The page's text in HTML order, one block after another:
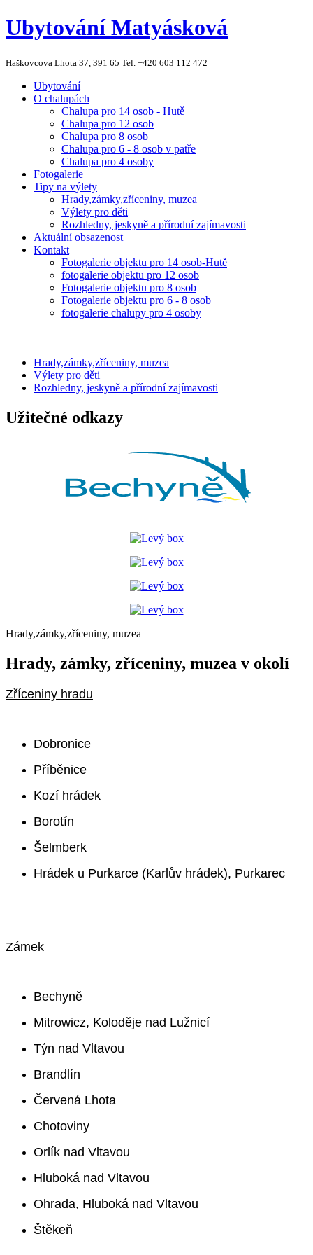
Ubytování Matyásková
Haškovcova Lhota 37, 391 65 Tel. +420 603 112 472
Ubytování
O chalupách
Chalupa pro 14 osob - Hutě
Chalupa pro 12 osob
Chalupa pro 8 osob
Chalupa pro 6 - 8 osob v patře
Chalupa pro 4 osoby
Fotogalerie
Tipy na výlety
Hrady,zámky,zříceniny, muzea
Výlety pro děti
Rozhledny, jeskyně a přírodní zajímavosti
Aktuální obsazenost
Kontakt
Fotogalerie objektu pro 14 osob-Hutě
fotogalerie objektu pro 12 osob
Fotogalerie objektu pro 8 osob
Fotogalerie objektu pro 6 - 8 osob
fotogalerie chalupy pro 4 osoby
Hrady,zámky,zříceniny, muzea
Výlety pro děti
Rozhledny, jeskyně a přírodní zajímavosti
Užitečné odkazy
Hrady,zámky,zříceniny, muzea
Hrady, zámky, zříceniny, muzea v okolí
Zříceniny hradu
Dobronice
Příběnice
Kozí hrádek
Borotín
Šelmberk
Hrádek u Purkarce (Karlův hrádek), Purkarec
Zámek
Bechyně
Mitrowicz, Koloděje nad Lužnicí
Týn nad Vltavou
Brandlín
Červená Lhota
Chotoviny
Orlík nad Vltavou
Hluboká nad Vltavou
Ohrada, Hluboká nad Vltavou
Štěkeň